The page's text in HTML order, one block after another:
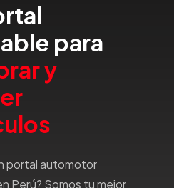
para
y
portal automotor
Perú? Somos tu mejor